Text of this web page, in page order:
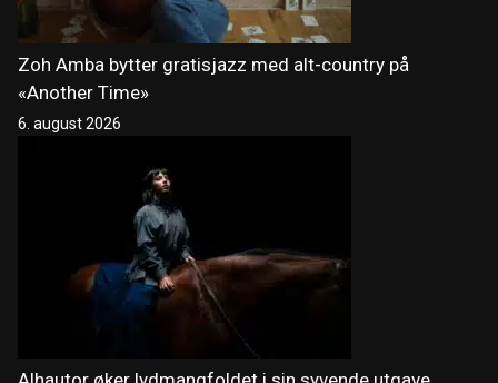
Zoh Amba bytter gratisjazz med alt-country på
«Another Time»
6. august 2026